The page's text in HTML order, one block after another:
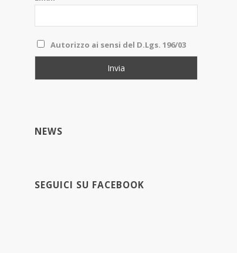
Autorizzo ai sensi del D.Lgs. 196/03
NEWS
SEGUICI SU FACEBOOK